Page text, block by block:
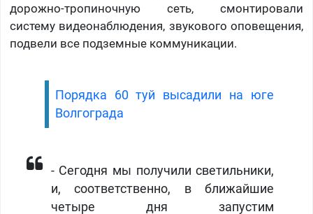
дорожно-тропиночную сеть, смонтировали
систему видеонаблюдения, звукового оповещения,
подвели все подземные коммуникации.
Порядка 60 туй высадили на юге
Волгограда
- Сегодня мы получили светильники,
и, соответственно, в ближайшие
четыре дня запустим